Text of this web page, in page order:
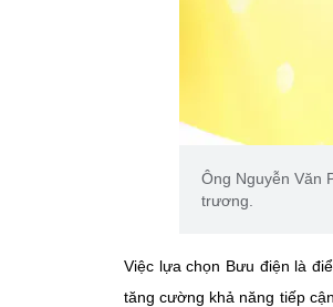
Ông Nguyễn Văn
trương.
Việc lựa chọn Bưu điện là
tăng cường khả năng tiếp